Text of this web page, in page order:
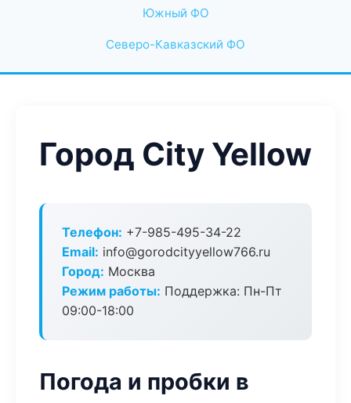
Южный ФО
Северо-Кавказский ФО
Город City Yellow
Телефон: +7-985-495-34-22
Email: info@gorodcityyellow766.ru
Город: Москва
Режим работы: Поддержка: Пн-Пт
09:00-18:00
Погода и пробки в